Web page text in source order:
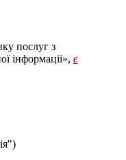
послуг з
інформації», є